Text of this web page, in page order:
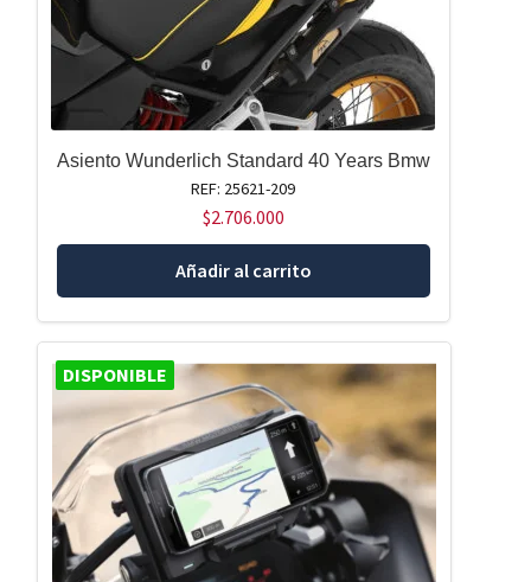
Asiento Wunderlich Standard 40 Years Bmw
REF: 25621-209
$2.706.000
Añadir al carrito
DISPONIBLE